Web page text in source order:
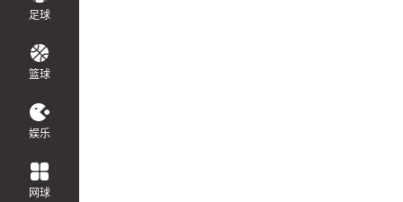
足球
篮球
娱乐
网球